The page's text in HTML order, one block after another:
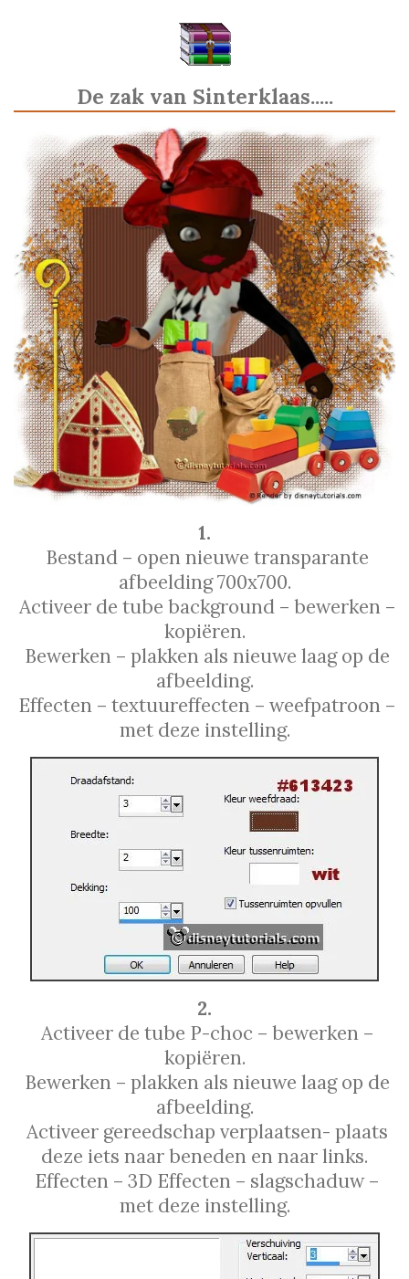
De zak van Sinterklaas.....
1.
Bestand – open nieuwe transparante
afbeelding 700x700.
Activeer de tube background – bewerken –
kopiёren.
Bewerken – plakken als nieuwe laag op de
afbeelding.
Effecten – textuureffecten – weefpatroon –
met deze instelling.
2.
Activeer de tube P-choc – bewerken –
kopiёren.
Bewerken – plakken als nieuwe laag op de
afbeelding.
Activeer gereedschap verplaatsen- plaats
deze iets naar beneden en naar links.
Effecten – 3D Effecten – slagschaduw –
met deze instelling.